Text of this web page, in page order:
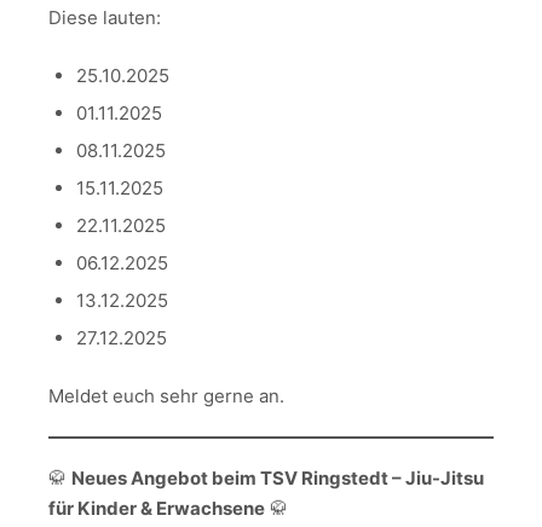
Diese lauten:
25.10.2025
01.11.2025
08.11.2025
15.11.2025
22.11.2025
06.12.2025
13.12.2025
27.12.2025
Meldet euch sehr gerne an.
🥋 Neues Angebot beim TSV Ringstedt – Jiu-Jitsu
für Kinder & Erwachsene 🥋